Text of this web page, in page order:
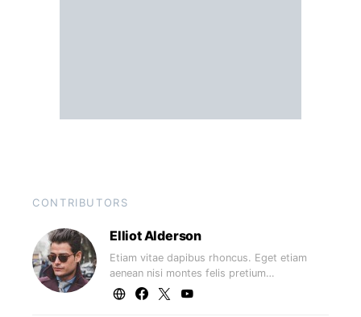
CONTRIBUTORS
Elliot Alderson
Etiam vitae dapibus rhoncus. Eget etiam
aenean nisi montes felis pretium…